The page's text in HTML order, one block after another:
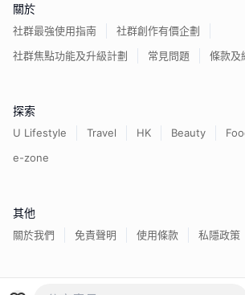
關於
社群最強使用指南
社群創作有價企劃
社群焦點功能及升級計劃
常見問題 條款及
探索
U Lifestyle Travel HK Beauty
e-zone
其他
關於我們 免責聲明 使用條款 私隱政策